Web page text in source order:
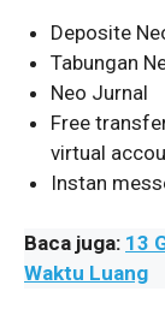
Deposite
Tabungan
Neo Jurnal
Free
virtual
Instan
Baca juga: 13
Waktu Luang